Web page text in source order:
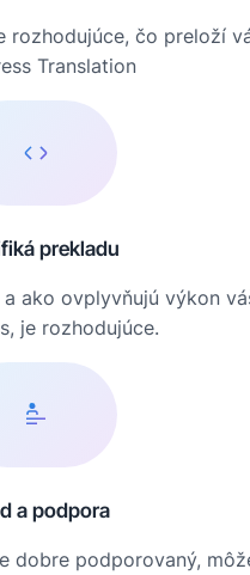
rozhodujúce, čo preloží
Translation
prekladu
ako ovplyvňujú výkon
je rozhodujúce.
a podpora
dobre podporovaný,